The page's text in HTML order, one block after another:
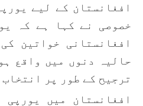
افغانستان کے لیے
خصوصی نے کہا ہے کہ
افغانستانی خواتین
حالیہ دنوں میں واقع
ترجیح کے طور پر انتخاب